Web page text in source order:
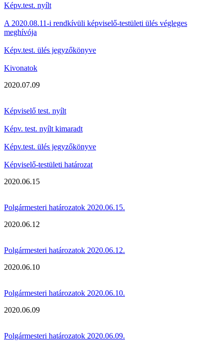
Képv.test. nyílt
A 2020.08.11-i rendkívüli képviselő-testületi ülés végleges
meghívója
Képv.test. ülés jegyzőkönyve
Kivonatok
2020.07.09
Képviselő test. nyílt
Képv. test. nyílt kimaradt
Képv.test. ülés jegyzőkönyve
Képviselő-testületi határozat
2020.06.15
Polgármesteri határozatok 2020.06.15.
2020.06.12
Polgármesteri határozatok 2020.06.12.
2020.06.10
Polgármesteri határozatok 2020.06.10.
2020.06.09
Polgármesteri határozatok 2020.06.09.